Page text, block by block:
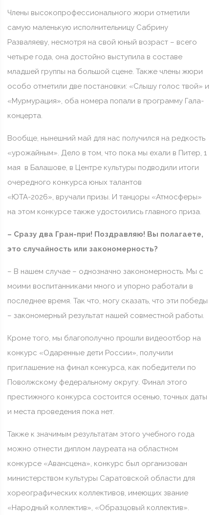
Члены высокопрофессионального жюри отметили
самую маленькую исполнительницу Сабрину
Разваляеву, несмотря на свой юный возраст – всего
четыре года, она достойно выступила в составе
младшей группы на большой сцене. Также члены жюри
особо отметили две постановки: «Слышу голос твой» и
«Мурмурация», оба номера попали в программу Гала-
концерта.
Вообще, нынешний май для нас получился на редкость
«урожайным». Дело в том, что пока мы ехали в Питер, 1
мая в Балашове, в Центре культуры подводили итоги
очередного конкурса юных талантов
«ЮТА-2026», вручали призы. И танцоры «Атмосферы»
на этом конкурсе также удостоились главного приза.
– Сразу два Гран-при! Поздравляю! Вы полагаете,
это случайность или закономерность?
– В нашем случае – однозначно закономерность. Мы с
моими воспитанниками много и упорно работали в
последнее время. Так что, могу сказать, что эти победы
– закономерный результат нашей совместной работы.
Кроме того, мы благополучно прошли видеоотбор на
конкурс «Одаренные дети России», получили
приглашение на финал конкурса, как победители по
Поволжскому федеральному округу. Финал этого
престижного конкурса состоится осенью, точных даты
и места проведения пока нет.
Также к значимым результатам этого учебного года
можно отнести диплом лауреата на областном
конкурсе «Авансцена», конкурс был организован
министерством культуры Саратовской области для
хореографических коллективов, имеющих звание
«Народный коллектив», «Образцовый коллектив».